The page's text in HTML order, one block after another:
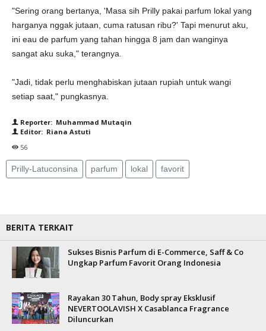
"Sering orang bertanya, 'Masa sih Prilly pakai parfum lokal yang
harganya nggak jutaan, cuma ratusan ribu?' Tapi menurut aku,
ini eau de parfum yang tahan hingga 8 jam dan wanginya
sangat aku suka," terangnya.
"Jadi, tidak perlu menghabiskan jutaan rupiah untuk wangi
setiap saat," pungkasnya.
Reporter: Muhammad Mutaqin
Editor: Riana Astuti
56
Prilly-Latuconsina parfum lokal favorit
BERITA TERKAIT
Sukses Bisnis Parfum di E-Commerce, Saff & Co
Ungkap Parfum Favorit Orang Indonesia
Rayakan 30 Tahun, Body spray Eksklusif
NEVERTOOLAVISH X Casablanca Fragrance
Diluncurkan